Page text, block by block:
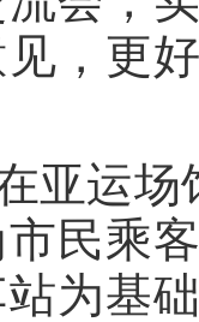
，更
亚运
民乘
为基